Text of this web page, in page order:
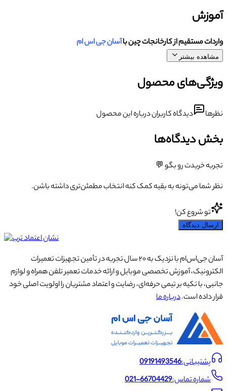
آموزش
واردات مستقیم از کارخانجات چین باآسان جی اس ام
مشاهده بیشتر
ویژگی‌های محصول
نظرها دیدگاه کاربران درباره این محصول
بخش دیدگاه‌ها
تجربه خریدت رو بگو 💬
نظر شما می‌تونه به بقیه کمک کنه انتخاب مطمئن‌تری داشته باشن.
تو شروع کن!
ارسال دیدگاه
آسان جی‌اس‌ام با نزدیک به ۲۰ سال تجربه در تأمین تجهیزات تعمیرات
الکترونیک، آموزش تخصصی موبایل و ارائه خدمات تعمیر تلفن همراه و لوازم
جانبی، با تکیه بر تیمی حرفه‌ای، رضایت و اعتماد مشتریان را اولویت اصلی خود
قرار داده است.درباره ما
پشتیبانی:09191493546
شماره تماس:021-66704429